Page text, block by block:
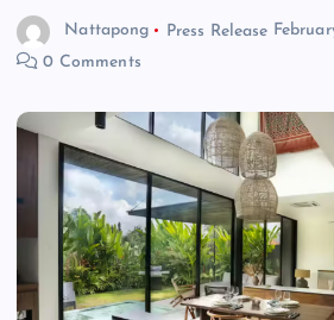
Nattapong Press Release
0 Comments